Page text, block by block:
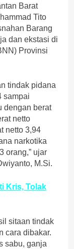
Barat
Tito
Barang
dan ekstasi di
Provinsi
tindak pidana
sampai
dengan berat
netto
netto 3,94
narkotika
orang,” ujar
M.Si.
Kris, Tolak
sitaan tindak
cara dibakar.
sabu, ganja